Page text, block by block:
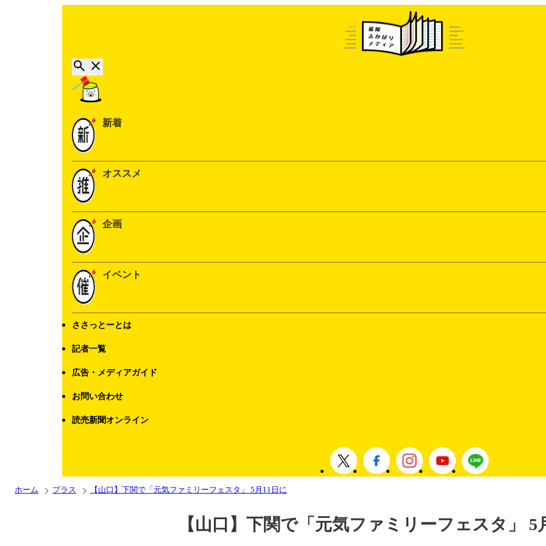
新着
オススメ
企画
イベント
ささっとーとは
記者一覧
広告・メディアガイド
お問い合わせ
読売新聞オンライン
ホーム プラス 【山口】下関で「元気ファミリーフェスタ」 5月11日に
【山口】下関で「元気ファミリーフェスタ」 5